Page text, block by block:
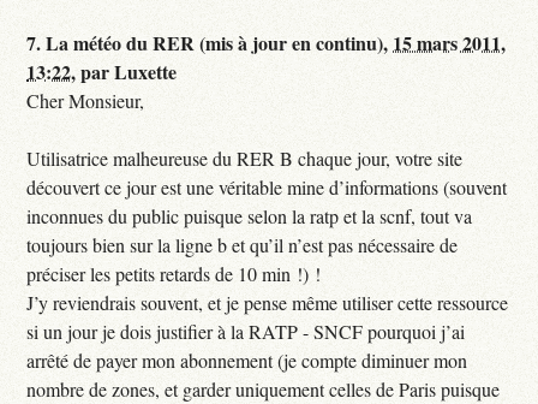
7.La météo du RER (mis à jour en continu), 15 mars 2011,
13:22,parLuxette
Cher Monsieur,
Utilisatrice malheureuse du RER B chaque jour, votre site
découvert ce jour est une véritable mine d’informations (souvent
inconnues du public puisque selon la ratp et la scnf, tout va
toujours bien sur la ligne b et qu’il n’est pas nécessaire de
préciser les petits retards de 10 min !) !
J’y reviendrais souvent, et je pense même utiliser cette ressource
si un jour je dois justifier à la RATP - SNCF pourquoi j’ai
arrêté de payer mon abonnement (je compte diminuer mon
nombre de zones, et garder uniquement celles de Paris puisque